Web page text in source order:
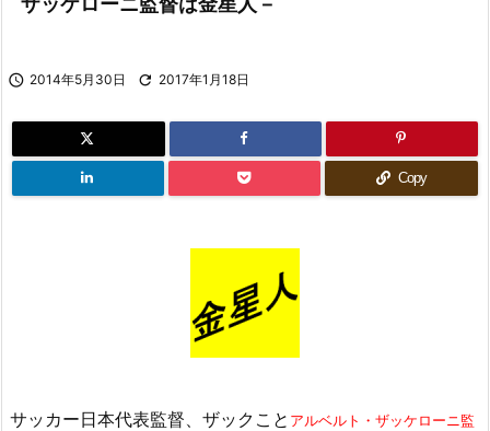
 2014年5月30日  2017年1月18日
Copy
サッカー日本代表監督、ザックこと アルベルト・ザッケローニ監